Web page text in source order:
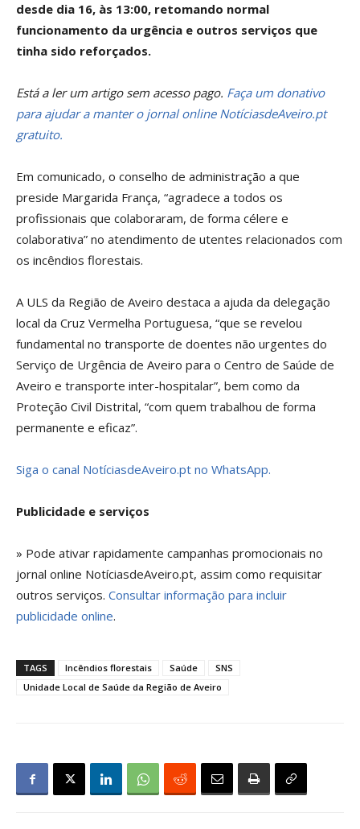
desde dia 16, às 13:00, retomando normal
funcionamento da urgência e outros serviços que
tinha sido reforçados.
Está a ler um artigo sem acesso pago. Faça um donativo
para ajudar a manter o jornal online NotíciasdeAveiro.pt
gratuito.
Em comunicado, o conselho de administração a que
preside Margarida França, “agradece a todos os
profissionais que colaboraram, de forma célere e
colaborativa” no atendimento de utentes relacionados com
os incêndios florestais.
A ULS da Região de Aveiro destaca a ajuda da delegação
local da Cruz Vermelha Portuguesa, “que se revelou
fundamental no transporte de doentes não urgentes do
Serviço de Urgência de Aveiro para o Centro de Saúde de
Aveiro e transporte inter-hospitalar”, bem como da
Proteção Civil Distrital, “com quem trabalhou de forma
permanente e eficaz”.
Siga o canal NotíciasdeAveiro.pt no WhatsApp.
Publicidade e serviços
» Pode ativar rapidamente campanhas promocionais no
jornal online NotíciasdeAveiro.pt, assim como requisitar
outros serviços. Consultar informação para incluir
publicidade online.
TAGS Incêndios florestais Saúde
SNS
Unidade Local de Saúde da Região de Aveiro